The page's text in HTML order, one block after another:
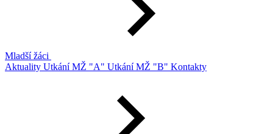
Mladší žáci
Aktuality Utkání MŽ "A" Utkání MŽ "B" Kontakty